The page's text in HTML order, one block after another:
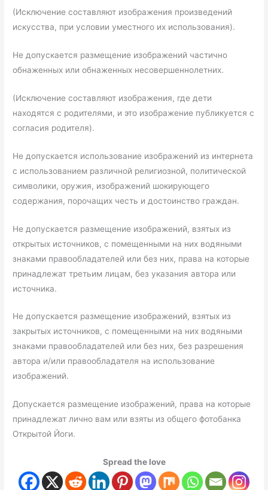
(Исключение составляют изображения произведений
искусства, при условии уместного их использования).
Не допускается размещение изображений частично
обнаженных или обнаженных несовершеннолетних.
(Исключение составляют изображения, где дети
находятся с родителями, и это изображение публикуется с
согласия родителя).
Не допускается использование изображений из интернета
с использованием различной религиозной, политической
символики, оружия, изображений шокирующего
содержания, порочащих честь и достоинство граждан.
Не допускается размещение изображений, взятых из
открытых источников, с помещенными на них водяными
знаками правообладателей или без них, права на которые
принадлежат третьим лицам, без указания автора или
источника.
Не допускается размещение изображений, взятых из
закрытых источников, с помещенными на них водяными
знаками правообладателей или без них, без разрешения
автора и/или правообладателя на использование
изображений.
Допускается размещение изображений, права на которые
принадлежат лично вам или взяты из общего фотобанка
Открытой Йоги.
Spread the love